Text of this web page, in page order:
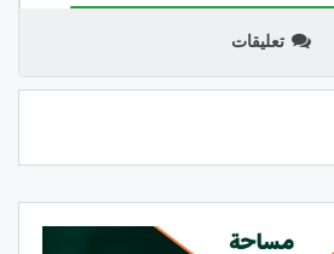
تعليقات